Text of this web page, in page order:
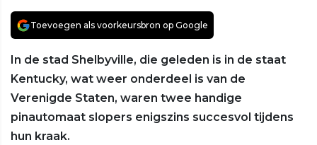
Toevoegen als voorkeursbron op Google
In de stad Shelbyville, die geleden is in de staat
Kentucky, wat weer onderdeel is van de
Verenigde Staten, waren twee handige
pinautomaat slopers enigszins succesvol tijdens
hun kraak.